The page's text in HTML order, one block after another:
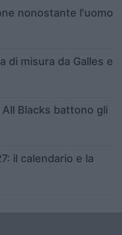
nonostante l'uomo
di misura da Galles e
Blacks battono gli
il calendario e la